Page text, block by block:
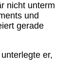
nicht unterm
und
gerade
er,